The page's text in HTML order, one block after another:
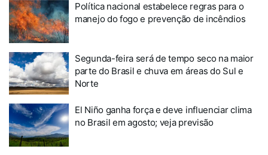
Política nacional estabelece regras para o
manejo do fogo e prevenção de incêndios
Segunda-feira será de tempo seco na maior
parte do Brasil e chuva em áreas do Sul e
Norte
El Niño ganha força e deve influenciar clima
no Brasil em agosto; veja previsão